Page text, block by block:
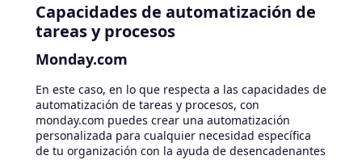
Capacidades de automatización de
tareas y procesos
Monday.com
En este caso, en lo que respecta a las capacidades de
automatización de tareas y procesos, con
monday.com puedes crear una automatización
personalizada para cualquier necesidad específica
de tu organización con la ayuda de desencadenantes